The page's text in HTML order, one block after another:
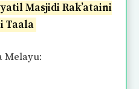
Masjidi Rak’ataini
Taala
Melayu: